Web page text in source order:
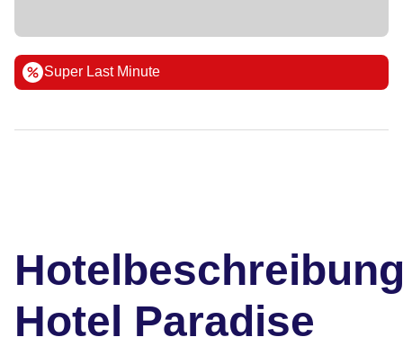
Super Last Minute
Hotel Paradise